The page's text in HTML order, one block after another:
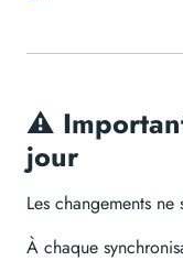
⚠️
jour
Les changements ne
À chaque